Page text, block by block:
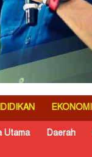
EKONOMI
Utama Daerah